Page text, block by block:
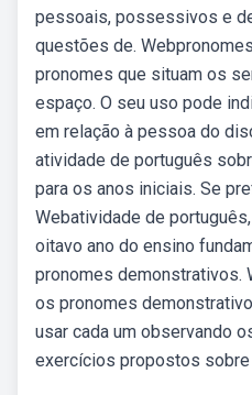
pessoais, possessivos e
questões de.
pronomes que situam os
espaço. O seu uso pode
em relação à pessoa do
atividade de português
para os anos iniciais. Se
Webatividade de
oitavo ano do ensino
pronomes demonstrativos.
os pronomes
usar cada um observando
exercícios propostos sobre